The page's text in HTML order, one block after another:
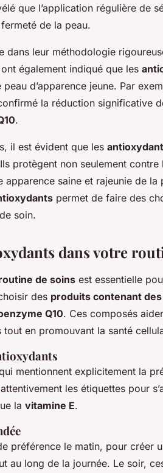
que l’application régulière de
de la peau.
dans leur méthodologie
également indiqué que les
d’apparence jeune. Par
la réduction significative
.
il est évident que les
protègent non seulement contre
apparence saine et rajeunie de la
permet de faire des
soin.
dans votre
de soins est essentielle
des produits contenant
Q10. Ces composés
en promouvant la santé
mentionnent explicitement la
les étiquettes pour
la vitamine E.
préférence le matin, pour créer
au long de la journée. Le soir,